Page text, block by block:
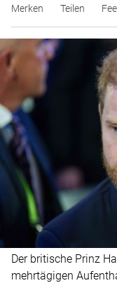
Merken Teilen
Der britische Prinz
mehrtägigen